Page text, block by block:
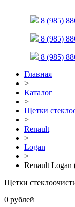
8 (985)
8 (985)
8 (985)
Главная
>
Каталог
>
Щетки
>
Renault
>
Logan
>
Renault Logan
Щетки
0 рублей